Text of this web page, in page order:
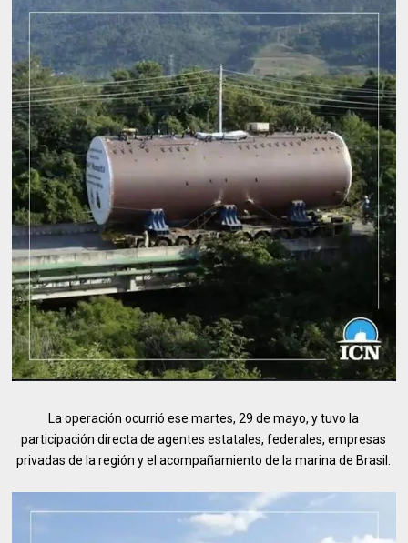
La operación ocurrió ese martes, 29 de mayo, y tuvo la
participación directa de agentes estatales, federales, empresas
privadas de la región y el acompañamiento de la marina de Brasil.